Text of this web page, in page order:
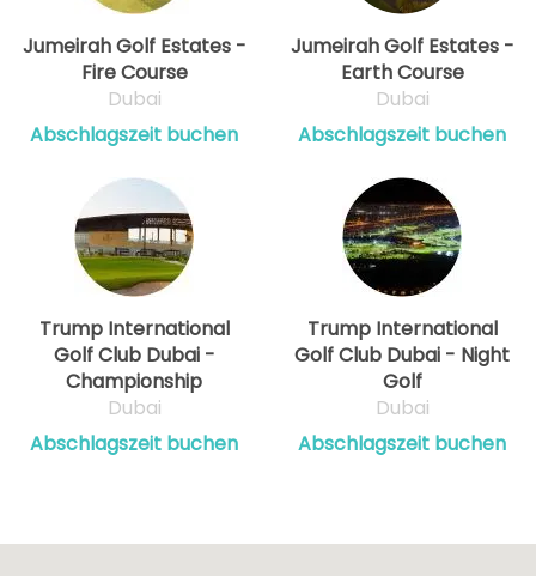
Jumeirah Golf Estates -
Fire Course
Dubai
Abschlagszeit buchen
Jumeirah Golf Estates -
Earth Course
Dubai
Abschlagszeit buchen
Trump International
Golf Club Dubai -
Championship
Dubai
Abschlagszeit buchen
Trump International
Golf Club Dubai - Night
Golf
Dubai
Abschlagszeit buchen